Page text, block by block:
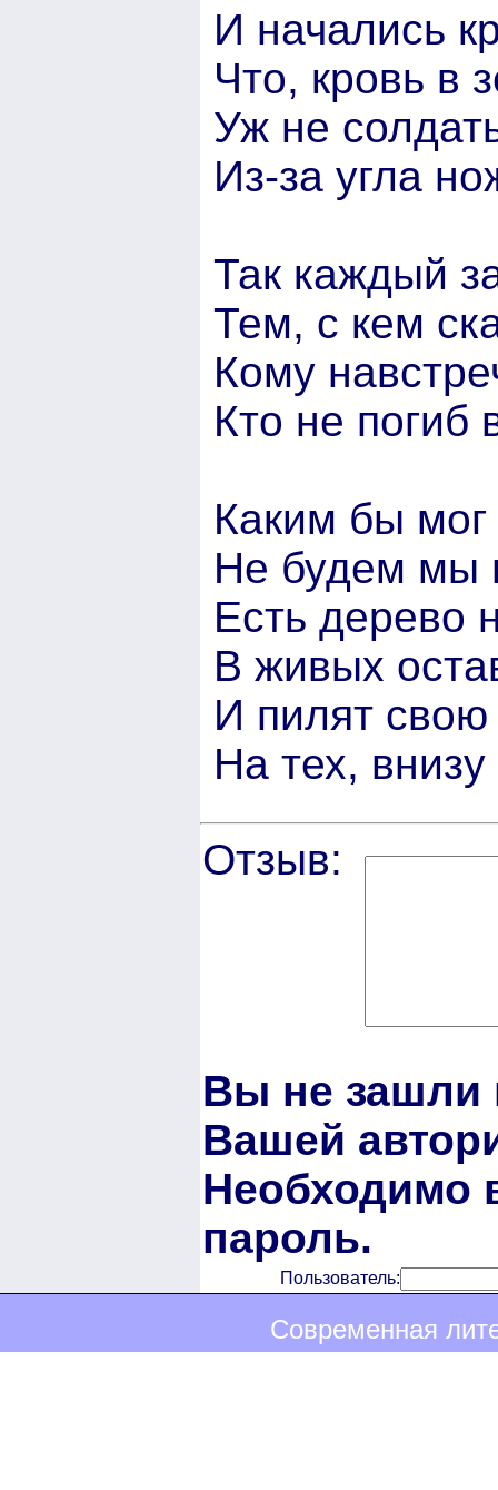
И начались
Что, кровь в
Уж не
Из-за угла
Так каждый
Тем, с кем
Кому
Кто не погиб
Каким бы мог
Не будем мы
Есть дерево
В живых
И пилят свою
На тех,
Отзыв:
Вы не зашли
Вашей
Необходимо
пароль.
Пользователь:
Современная